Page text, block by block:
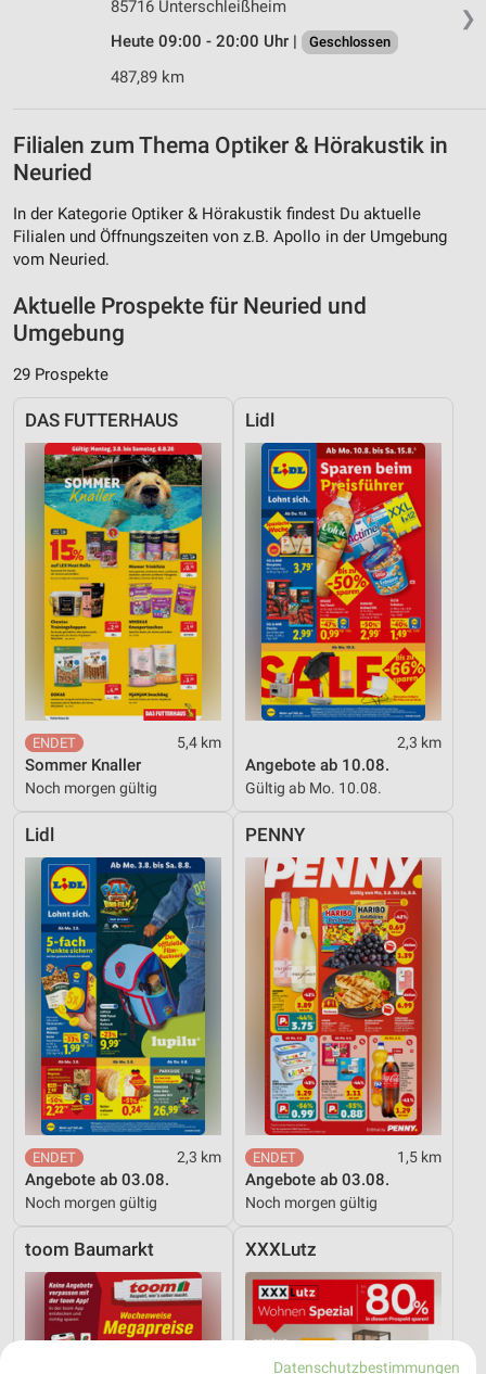
❯
85716 Unterschleißheim
Heute 09:00 - 20:00 Uhr |
Geschlossen
487,89 km
Filialen zum Thema Optiker & Hörakustik in
Neuried
In der Kategorie Optiker & Hörakustik findest Du aktuelle
Filialen und Öffnungszeiten von z.B. Apollo in der Umgebung
vom Neuried.
Aktuelle Prospekte für Neuried und
Umgebung
29 Prospekte
DAS FUTTERHAUS
5,4 km
Sommer Knaller
Noch morgen gültig
Lidl
2,3 km
Angebote ab 10.08.
Gültig ab Mo. 10.08.
Lidl
2,3 km
Angebote ab 03.08.
Noch morgen gültig
PENNY
1,5 km
Angebote ab 03.08.
Noch morgen gültig
toom Baumarkt XXXLutz
Datenschutzbestimmungen